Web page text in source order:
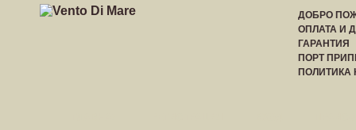
ДОБРО
ОПЛАТА И
ГАРАНТИЯ
ПОРТ